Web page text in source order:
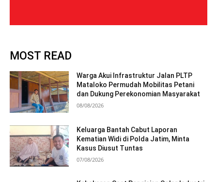
MOST READ
Warga Akui Infrastruktur Jalan PLTP
Mataloko Permudah Mobilitas Petani
dan Dukung Perekonomian Masyarakat
08/08/2026
Keluarga Bantah Cabut Laporan
Kematian Widi di Polda Jatim, Minta
Kasus Diusut Tuntas
07/08/2026